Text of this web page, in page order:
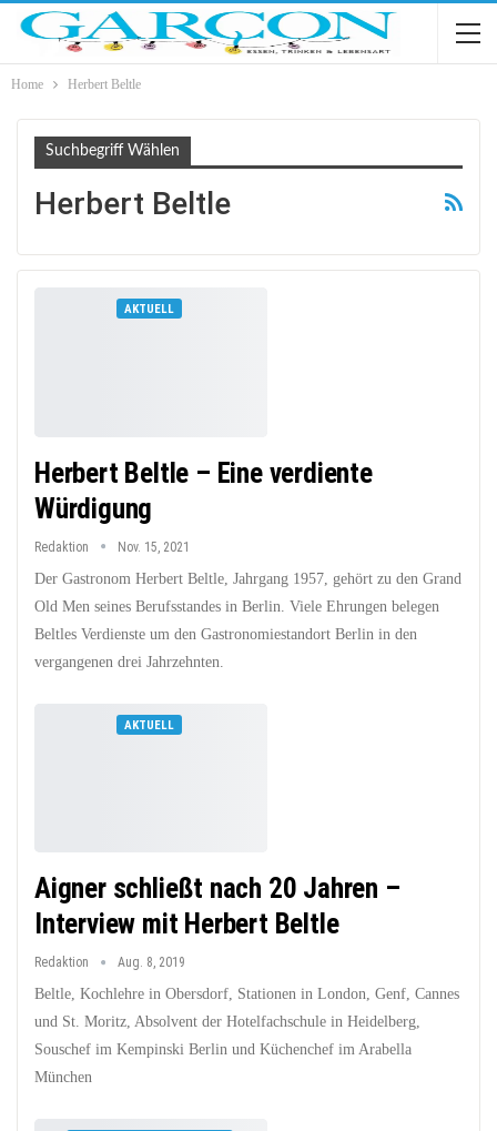
Home Herbert Beltle
Suchbegriff Wählen
Herbert Beltle
AKTUELL
Herbert Beltle – Eine verdiente
Würdigung
Redaktion Nov. 15, 2021
Der Gastronom Herbert Beltle, Jahrgang 1957, gehört zu den Grand
Old Men seines Berufsstandes in Berlin. Viele Ehrungen belegen
Beltles Verdienste um den Gastronomiestandort Berlin in den
vergangenen drei Jahrzehnten.
AKTUELL
Aigner schließt nach 20 Jahren –
Interview mit Herbert Beltle
Redaktion Aug. 8, 2019
Beltle, Kochlehre in Obersdorf, Stationen in London, Genf, Cannes
und St. Moritz, Absolvent der Hotelfachschule in Heidelberg,
Souschef im Kempinski Berlin und Küchenchef im Arabella
München